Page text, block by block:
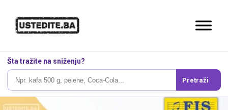
Šta tražite na sniženju?
Pretraži